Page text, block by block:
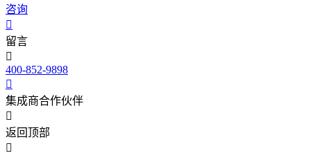
咨询
留言
400-852-9898
集成商合作伙伴
返回顶部